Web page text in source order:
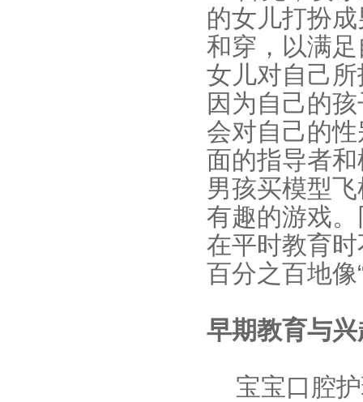
的女儿打扮
和穿，以满
女儿对自己
因为自己的
会对自己的
面的指导者
男孩买模型
有趣的游戏
在平时教育
百分之百地像
早期教育与
宝宝口腔